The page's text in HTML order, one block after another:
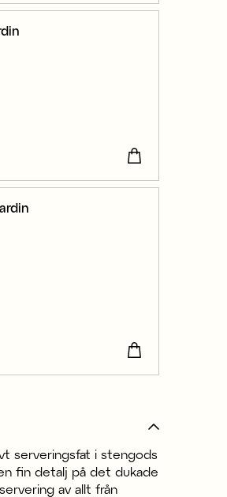
serveringsfat i stengods
fin detalj på det dukade
av allt från